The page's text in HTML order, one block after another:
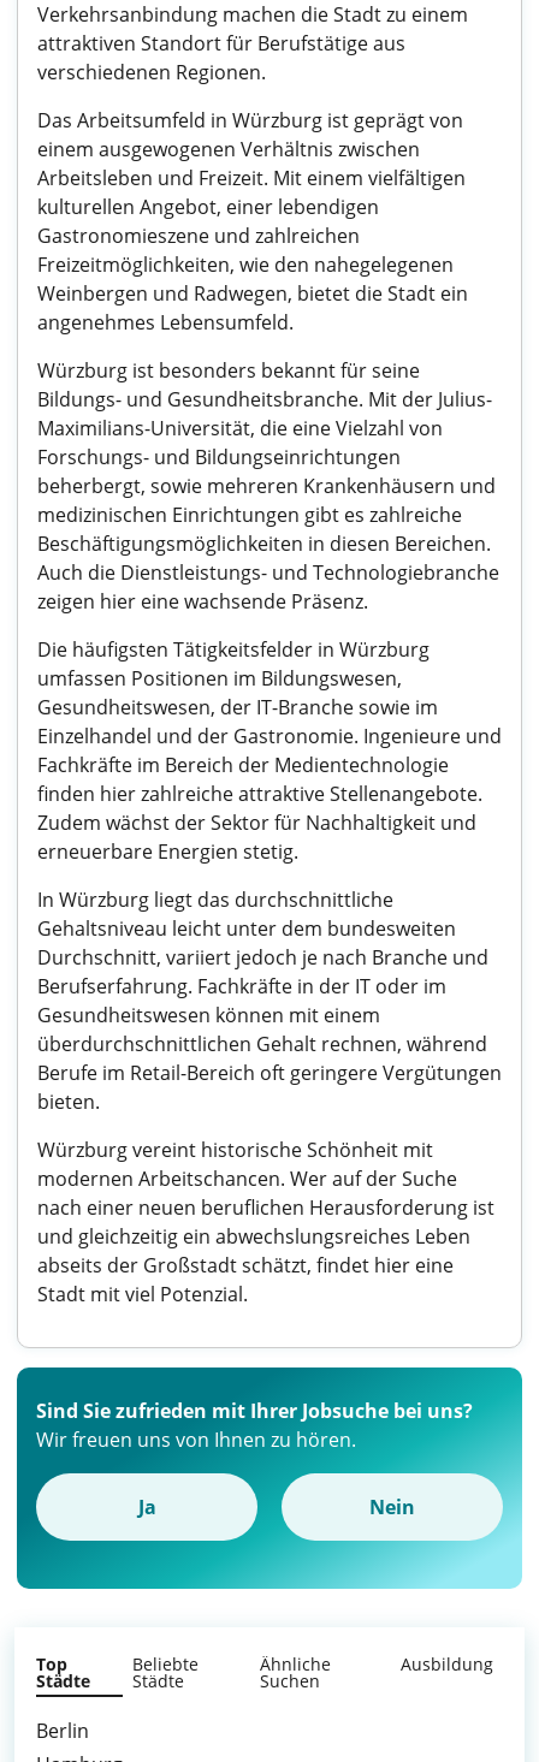
Verkehrsanbindung machen die Stadt zu einem
attraktiven Standort für Berufstätige aus
verschiedenen Regionen.
Das Arbeitsumfeld in Würzburg ist geprägt von
einem ausgewogenen Verhältnis zwischen
Arbeitsleben und Freizeit. Mit einem vielfältigen
kulturellen Angebot, einer lebendigen
Gastronomieszene und zahlreichen
Freizeitmöglichkeiten, wie den nahegelegenen
Weinbergen und Radwegen, bietet die Stadt ein
angenehmes Lebensumfeld.
Würzburg ist besonders bekannt für seine
Bildungs- und Gesundheitsbranche. Mit der Julius-
Maximilians-Universität, die eine Vielzahl von
Forschungs- und Bildungseinrichtungen
beherbergt, sowie mehreren Krankenhäusern und
medizinischen Einrichtungen gibt es zahlreiche
Beschäftigungsmöglichkeiten in diesen Bereichen.
Auch die Dienstleistungs- und Technologiebranche
zeigen hier eine wachsende Präsenz.
Die häufigsten Tätigkeitsfelder in Würzburg
umfassen Positionen im Bildungswesen,
Gesundheitswesen, der IT-Branche sowie im
Einzelhandel und der Gastronomie. Ingenieure und
Fachkräfte im Bereich der Medientechnologie
finden hier zahlreiche attraktive Stellenangebote.
Zudem wächst der Sektor für Nachhaltigkeit und
erneuerbare Energien stetig.
In Würzburg liegt das durchschnittliche
Gehaltsniveau leicht unter dem bundesweiten
Durchschnitt, variiert jedoch je nach Branche und
Berufserfahrung. Fachkräfte in der IT oder im
Gesundheitswesen können mit einem
überdurchschnittlichen Gehalt rechnen, während
Berufe im Retail-Bereich oft geringere Vergütungen
bieten.
Würzburg vereint historische Schönheit mit
modernen Arbeitschancen. Wer auf der Suche
nach einer neuen beruflichen Herausforderung ist
und gleichzeitig ein abwechslungsreiches Leben
abseits der Großstadt schätzt, findet hier eine
Stadt mit viel Potenzial.
Sind Sie zufrieden mit Ihrer Jobsuche bei uns?
Wir freuen uns von Ihnen zu hören.
Ja Nein
Top
Städte
Beliebte
Städte
Ähnliche
Suchen
Ausbildung
Berlin